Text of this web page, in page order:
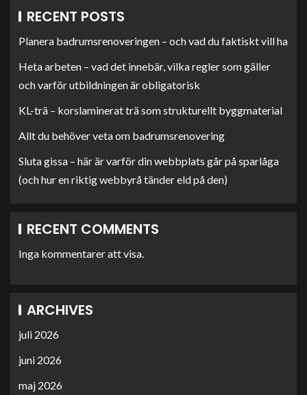
RECENT POSTS
Planera badrumsrenoveringen – och vad du faktiskt vill ha
Heta arbeten – vad det innebär, vilka regler som gäller
och varför utbildningen är obligatorisk
KL-trä – korslaminerat trä som strukturellt byggmaterial
Allt du behöver veta om badrumsrenovering
Sluta gissa – här är varför din webbplats går på sparlåga
(och hur en riktig webbyrå tänder eld på den)
RECENT COMMENTS
Inga kommentarer att visa.
ARCHIVES
juli 2026
juni 2026
maj 2026